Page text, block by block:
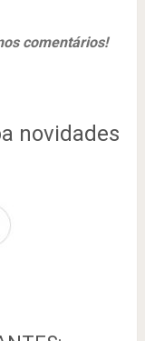
comentários!
novidades